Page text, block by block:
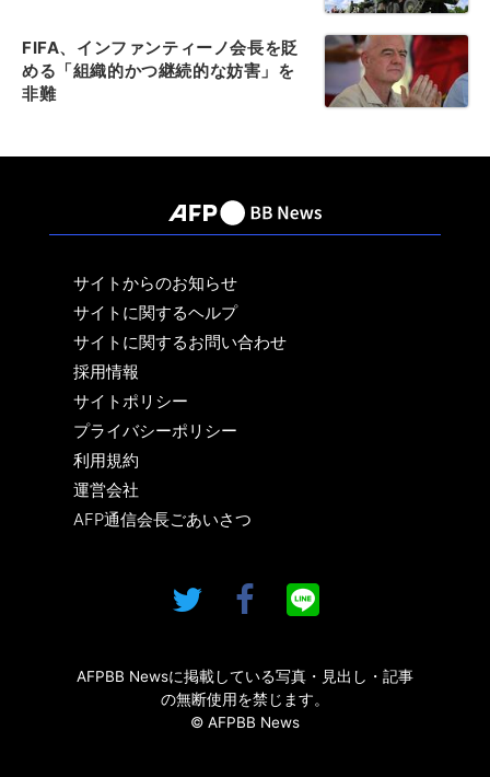
FIFA、インファンティーノ会長を貶
める「組織的かつ継続的な妨害」を
非難
サイトからのお知らせ
サイトに関するヘルプ
サイトに関するお問い合わせ
採用情報
サイトポリシー
プライバシーポリシー
利用規約
運営会社
AFP通信会長ごあいさつ
AFPBB Newsに掲載している写真・見出し・記事
の無断使用を禁じます。
© AFPBB News